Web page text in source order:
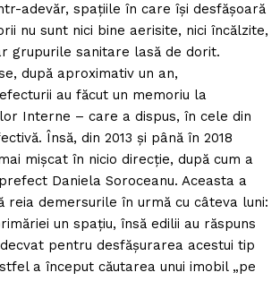
adevăr, spaţiile în care îşi desfăşoară
nu sunt nici bine aerisite, nici încălzite,
grupurile sanitare lasă de dorit.
după aproximativ un an,
au făcut un memoriu la
Interne – care a dispus, în cele din
Însă, din 2013 şi până în 2018
mişcat în nicio direcţie, după cum a
Daniela Soroceanu. Aceasta a
reia demersurile în urmă cu câteva luni:
un spaţiu, însă edilii au răspuns
pentru desfăşurarea acestui tip
a început căutarea unui imobil „pe